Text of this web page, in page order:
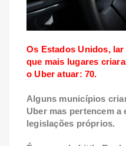
Os Estados Unidos,
que mais lugares
o Uber atuar: 70.
Alguns municípios
Uber mas pertencem a
legislações próprios.